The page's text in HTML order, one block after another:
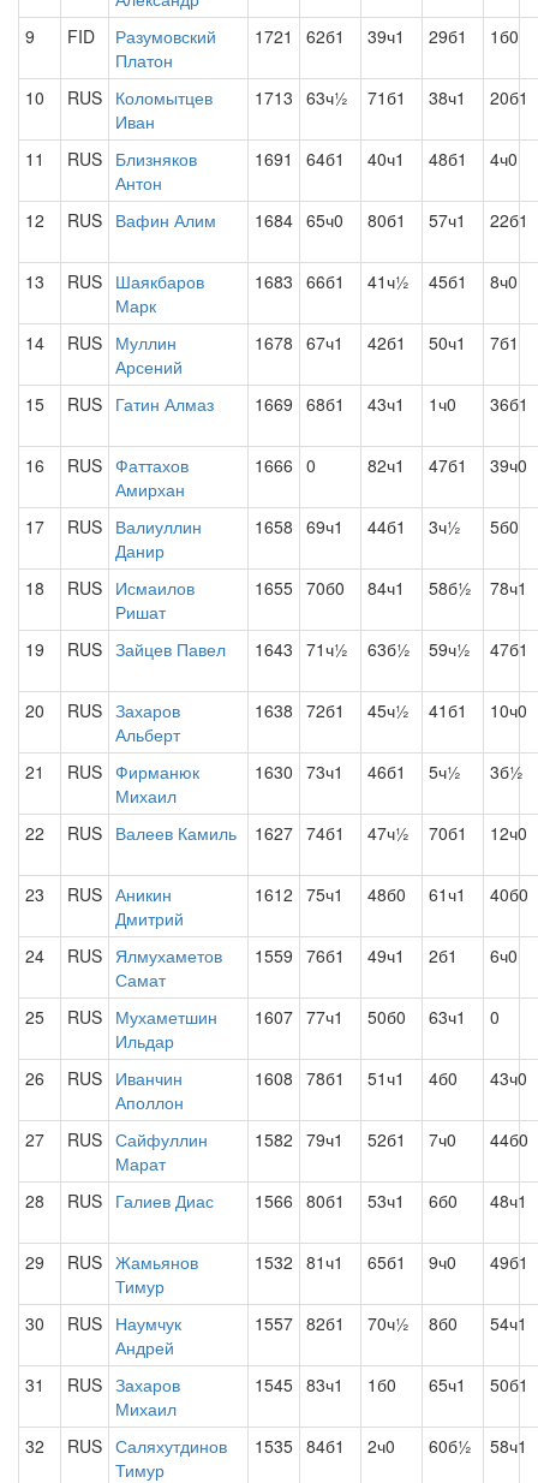
9 FID
Разумовский
Платон
1721 62б1 39ч1 29б1 1б0
10 RUS Коломытцев
Иван
1713 63ч½ 71б1 38ч1 20б1
11 RUS Близняков
Антон
1691 64б1 40ч1 48б1 4ч0
12 RUS Вафин Алим 1684 65ч0 80б1 57ч1 22б1
13 RUS Шаякбаров
Марк
1683 66б1 41ч½ 45б1 8ч0
14 RUS Муллин
Арсений
1678 67ч1 42б1 50ч1 7б1
15 RUS Гатин Алмаз 1669 68б1 43ч1 1ч0 36б1
16 RUS Фаттахов
Амирхан
1666 0 82ч1 47б1 39ч0
17 RUS Валиуллин
Данир
1658 69ч1 44б1 3ч½ 5б0
18 RUS Исмаилов
Ришат
1655 70б0 84ч1 58б½ 78ч1
19 RUS Зайцев Павел 1643 71ч½ 63б½ 59ч½ 47б1
20 RUS Захаров
Альберт
1638 72б1 45ч½ 41б1 10ч0
21 RUS Фирманюк
Михаил
1630 73ч1 46б1 5ч½ 3б½
22 RUS Валеев Камиль 1627 74б1 47ч½ 70б1 12ч0
23 RUS Аникин
Дмитрий
1612 75ч1 48б0 61ч1 40б0
24 RUS Ялмухаметов
Самат
1559 76б1 49ч1 2б1 6ч0
25 RUS Мухаметшин
Ильдар
1607 77ч1 50б0 63ч1 0
26 RUS Иванчин
Аполлон
1608 78б1 51ч1 4б0 43ч0
27 RUS Сайфуллин
Марат
1582 79ч1 52б1 7ч0 44б0
28 RUS Галиев Диас 1566 80б1 53ч1 6б0 48ч1
29 RUS Жамьянов
Тимур
1532 81ч1 65б1 9ч0 49б1
30 RUS Наумчук
Андрей
1557 82б1 70ч½ 8б0 54ч1
31 RUS Захаров
Михаил
1545 83ч1 1б0 65ч1 50б1
32 RUS Саляхутдинов
Тимур
1535 84б1 2ч0 60б½ 58ч1